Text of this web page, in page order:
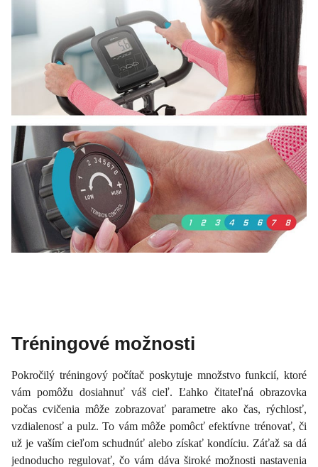
Tréningové možnosti
Pokročilý tréningový počítač poskytuje množstvo funkcií, ktoré
vám pomôžu dosiahnuť váš cieľ. Ľahko čitateľná obrazovka
počas cvičenia môže zobrazovať parametre ako čas, rýchlosť,
vzdialenosť a pulz. To vám môže pomôcť efektívne trénovať, či
už je vaším cieľom schudnúť alebo získať kondíciu. Záťaž sa dá
jednoducho regulovať, čo vám dáva široké možnosti nastavenia